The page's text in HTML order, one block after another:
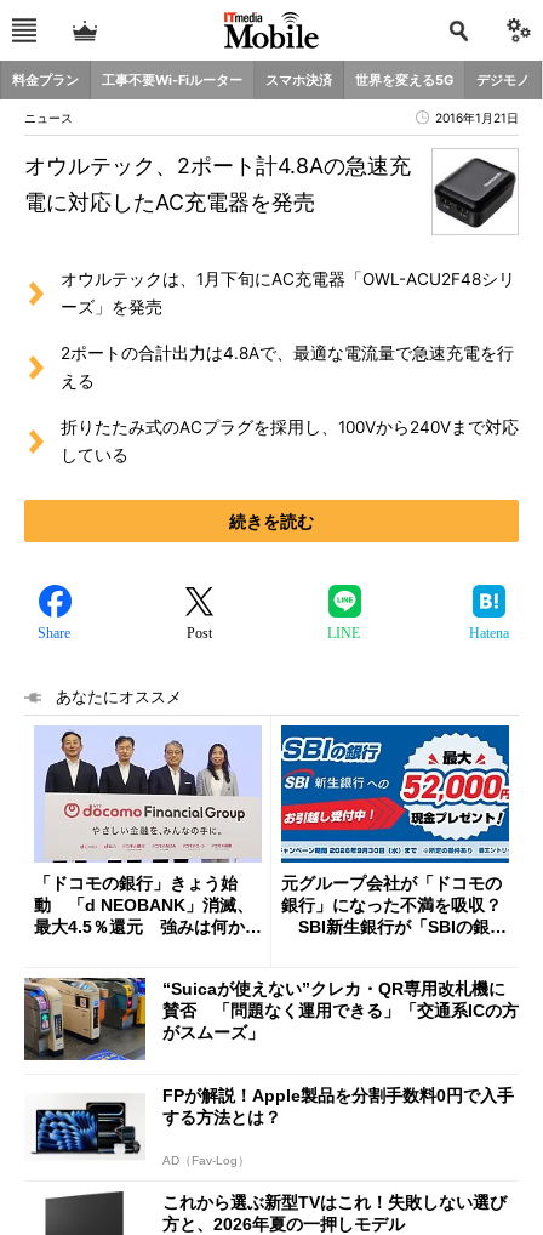
料金プラン 工事不要Wi-Fiルーター スマホ決済 世界を変える5G デジモノ
ニュース 2016年1月21日
オウルテック、2ポート計4.8Aの急速充
電に対応したAC充電器を発売
オウルテックは、1月下旬にAC充電器「OWL-ACU2F48シリ
ーズ」を発売
2ポートの合計出力は4.8Aで、最適な電流量で急速充電を行
える
折りたたみ式のACプラグを採用し、100Vから240Vまで対応
している
続きを読む
Share Post LINE Hatena
あなたにオススメ
「ドコモの銀行」きょう始
動 「d NEOBANK」消滅、
最大4.5％還元 強みは何か解
元グループ会社が「ドコモの
銀行」になった不満を吸収？
SBI新生銀行が「SBIの銀
開催
“Suicaが使えない”クレカ・QR専用改札機に
賛否 「問題なく運用できる」「交通系ICの方
がスムーズ」
FPが解説！Apple製品を分割手数料0円で入手
する方法とは？
AD（Fav-Log）
これから選ぶ新型TVはこれ！失敗しない選び
方と、2026年夏の一押しモデル